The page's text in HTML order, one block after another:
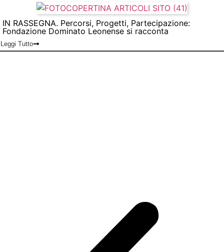
IN RASSEGNA. Percorsi, Progetti, Partecipazione:
Fondazione Dominato Leonense si racconta
Leggi Tutto